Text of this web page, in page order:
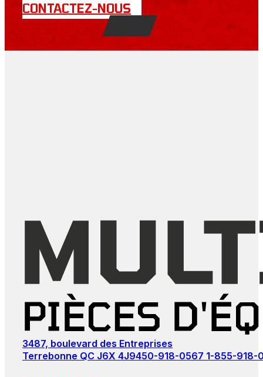
CONTACTEZ-NOUS
3487, boulevard des Entreprises
Terrebonne QC J6X 4J9450-918-0567 1-855-918-